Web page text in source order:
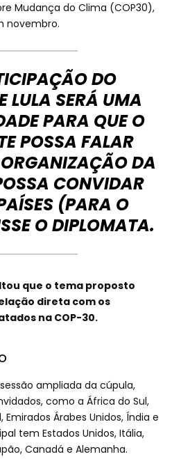
Mudança do Clima (COP30),
novembro.
DO
LULA SERÁ UMA
PARA QUE O
POSSA FALAR
DA
CONVIDAR
(PARA O
O DIPLOMATA.
que o tema proposto
direta com os
na COP-30.
ampliada da cúpula,
como a África do Sul,
Emirados Árabes Unidos, Índia e
tem Estados Unidos, Itália,
Canadá e Alemanha.